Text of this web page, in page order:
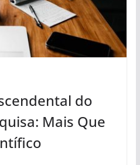
do
Mais Que